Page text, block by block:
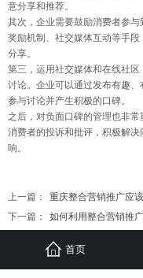
意分享和推荐。
其次，企业需要鼓励消费者参
奖励机制、社交媒体互动等手
分享。
第三，运用社交媒体和在线社
讨论。企业可以通过发布有趣
参与讨论并产生积极的口碑。
之后，对负面口碑的管理也非
消费者的投诉和批评，积极解
响。
上一篇：
重庆整合营销推广应
下一篇：
如何利用整合营销推
联系
首页